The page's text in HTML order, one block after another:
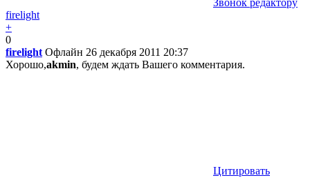
firelight
+
0
firelight Офлайн 26 декабря 2011 20:37
Хорошо,akmin, будем ждать Вашего комментария.
Цитировать